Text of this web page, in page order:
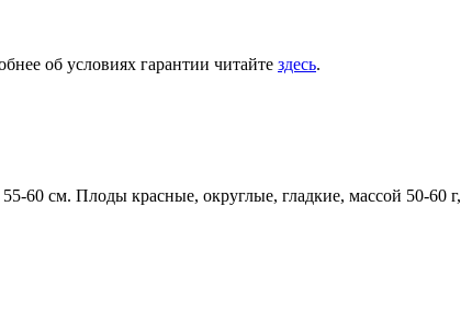
об условиях гарантии читайте здесь.
60 см. Плоды красные, округлые, гладкие, массой 50-60 г,